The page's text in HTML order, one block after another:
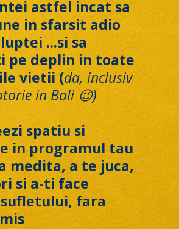
astfel incat sa
in sfarsit adio
...si sa
pe deplin in toate
vietii (da, inclusiv
in Bali 😉)
spatiu si
in programul tau
medita, a te juca,
si a-ti face
fara